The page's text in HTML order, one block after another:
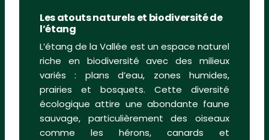
Les atouts naturels et biodiversité de
l’étang
L’étang de la Vallée est un espace naturel
riche en biodiversité avec des milieux
variés : plans d’eau, zones humides,
prairies et bosquets. Cette diversité
écologique attire une abondante faune
sauvage, particulièrement des oiseaux
comme les hérons, canards et